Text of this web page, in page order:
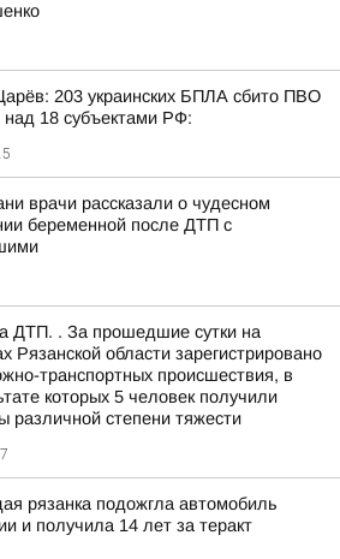
203 украинских БПЛА сбито ПВО
18 субъектами РФ:
врачи рассказали о чудесном
беременной после ДТП с
ДТП. . За прошедшие сутки на
Рязанской области зарегистрировано
транспортных происшествия, в
которых 5 человек получили
различной степени тяжести
рязанка подожгла автомобиль
и получила 14 лет за теракт